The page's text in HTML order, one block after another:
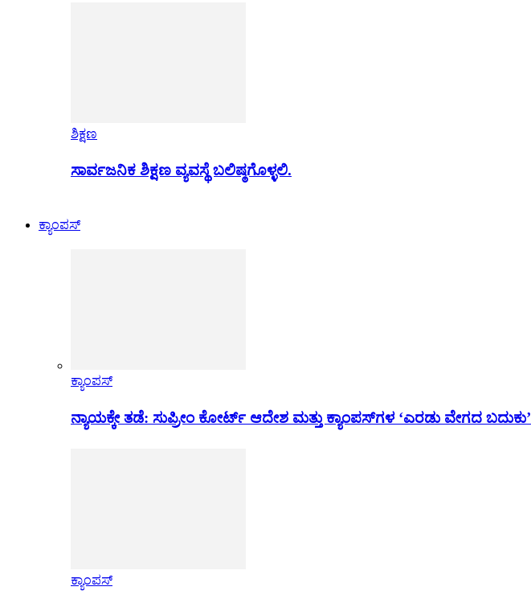
ಶಿಕ್ಷಣ
ಸಾರ್ವಜನಿಕ ಶಿಕ್ಷಣ ವ್ಯವಸ್ಥೆ ಬಲಿಷ್ಠಗೊಳ್ಳಲಿ.
ಕ್ಯಾಂಪಸ್
ಕ್ಯಾಂಪಸ್
ನ್ಯಾಯಕ್ಕೇ ತಡೆ: ಸುಪ್ರೀಂ ಕೋರ್ಟ್ ಆದೇಶ ಮತ್ತು ಕ್ಯಾಂಪಸ್‌ಗಳ ‘ಎರಡು ವೇಗದ ಬದುಕು’
ಕ್ಯಾಂಪಸ್